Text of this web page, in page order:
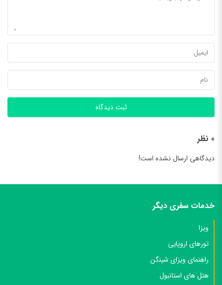
ثبت دیدگاه
0 نظر
دیدگاهی ارسال نشده است!
خدمات سفری دیگر
ویزا
تورهای اروپایی
راهنمای ویزای شینگن
هتل های استانبول